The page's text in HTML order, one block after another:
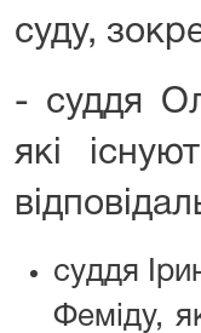
суду,
- суддя
які
суддя
Феміду,